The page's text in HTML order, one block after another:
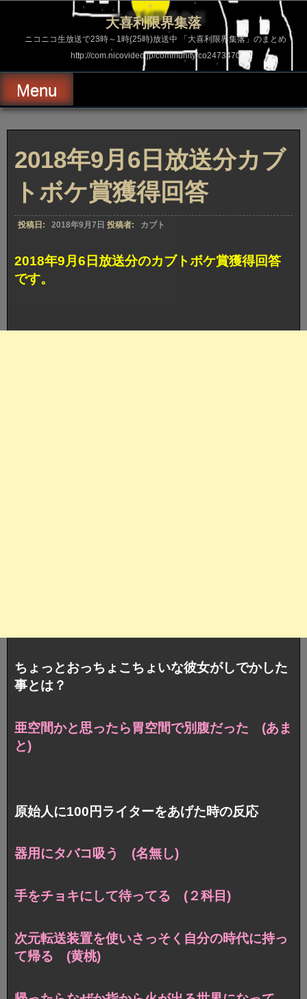
ス
ッ
プ
大喜利限界集落
ニコニコ生放送で23時～1時(25時)放送中 「大喜利限界集落」のまとめ
http://com.nicovideo.jp/community/co2473470
Menu
2018年9月6日放送分カブ
トボケ賞獲得回答
投稿日: 2018年9月7日 投稿者: カブト
2018年9月6日放送分のカブトボケ賞獲得回答
です。
ちょっとおっちょこちょいな彼女がしでかした
事とは？
亜空間かと思ったら胃空間で別腹だった (あま
と)
原始人に100円ライターをあげた時の反応
器用にタバコ吸う (名無し)
手をチョキにして待ってる (２科目)
次元転送装置を使いさっそく自分の時代に持っ
て帰る (黄桃)